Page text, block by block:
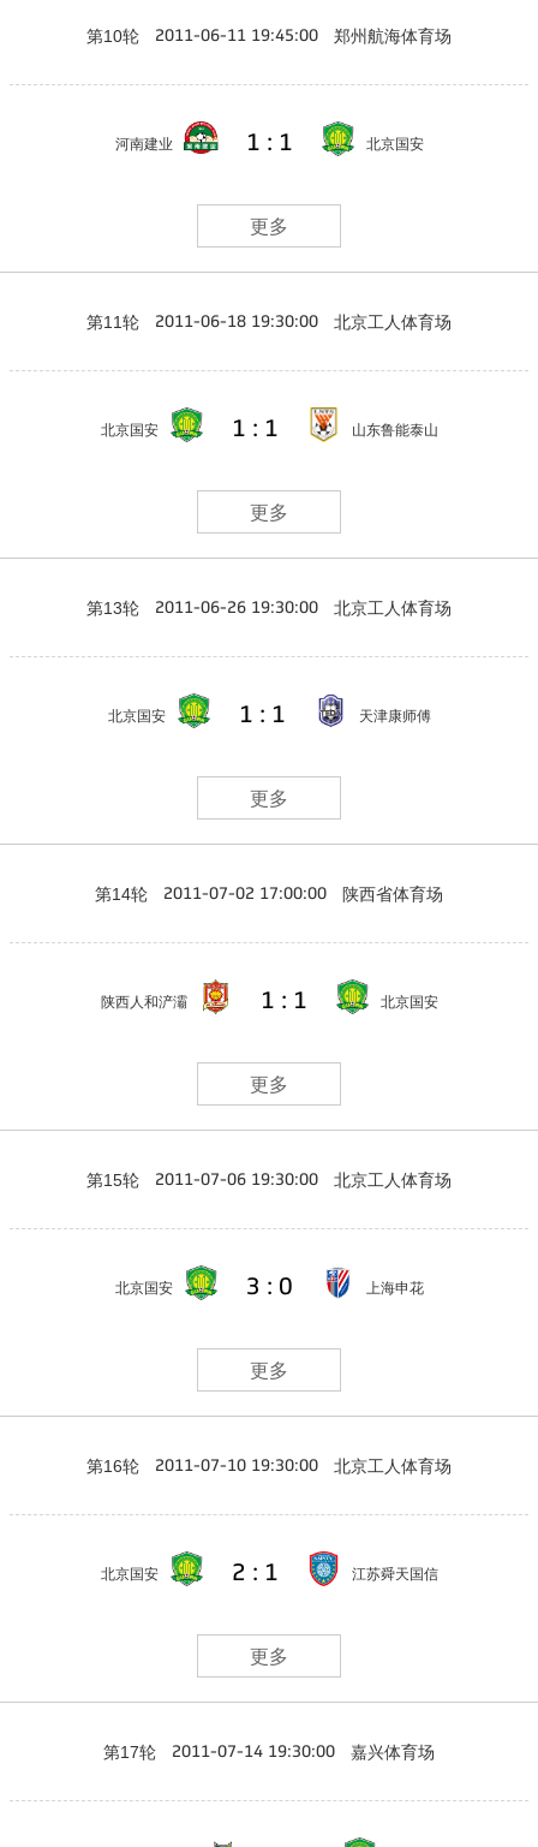
第10轮 2011-06-11 19:45:00 郑州航海体育场
河南建业 1 : 1 北京国安
更多
第11轮 2011-06-18 19:30:00 北京工人体育场
北京国安 1 : 1 山东鲁能泰山
更多
第13轮 2011-06-26 19:30:00 北京工人体育场
北京国安 1 : 1 天津康师傅
更多
第14轮 2011-07-02 17:00:00 陕西省体育场
陕西人和浐灞 1 : 1 北京国安
更多
第15轮 2011-07-06 19:30:00 北京工人体育场
北京国安 3 : 0 上海申花
更多
第16轮 2011-07-10 19:30:00 北京工人体育场
北京国安 2 : 1 江苏舜天国信
更多
第17轮 2011-07-14 19:30:00 嘉兴体育场